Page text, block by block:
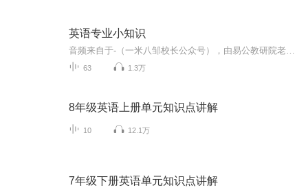
英语专业小知识
63 1.3万
8年级英语上册单元知识点讲解
10 12.1万
7年级下册英语单元知识点讲解